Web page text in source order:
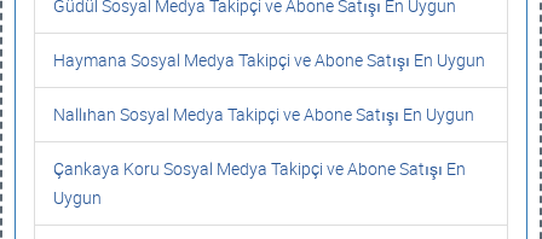
Güdül Sosyal Medya Takipçi ve Abone Satışı En Uygun
Haymana Sosyal Medya Takipçi ve Abone Satışı En Uygun
Nallıhan Sosyal Medya Takipçi ve Abone Satışı En Uygun
Çankaya Koru Sosyal Medya Takipçi ve Abone Satışı En
Uygun